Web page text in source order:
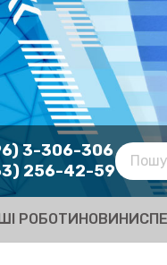
3-306-306
256-42-59
РОБОТИНОВИНИ